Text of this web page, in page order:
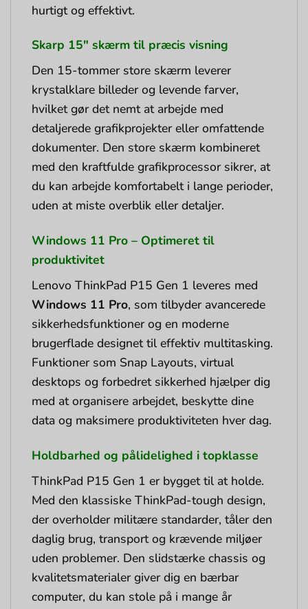
hurtigt og effektivt.
Skarp 15″ skærm til præcis visning
Den 15-tommer store skærm leverer
krystalklare billeder og levende farver,
hvilket gør det nemt at arbejde med
detaljerede grafikprojekter eller omfattende
dokumenter. Den store skærm kombineret
med den kraftfulde grafikprocessor sikrer, at
du kan arbejde komfortabelt i lange perioder,
uden at miste overblik eller detaljer.
Windows 11 Pro – Optimeret til
produktivitet
Lenovo ThinkPad P15 Gen 1 leveres med
Windows 11 Pro, som tilbyder avancerede
sikkerhedsfunktioner og en moderne
brugerflade designet til effektiv multitasking.
Funktioner som Snap Layouts, virtual
desktops og forbedret sikkerhed hjælper dig
med at organisere arbejdet, beskytte dine
data og maksimere produktiviteten hver dag.
Holdbarhed og pålidelighed i topklasse
ThinkPad P15 Gen 1 er bygget til at holde.
Med den klassiske ThinkPad-tough design,
der overholder militære standarder, tåler den
daglig brug, transport og krævende miljøer
uden problemer. Den slidstærke chassis og
kvalitetsmaterialer giver dig en bærbar
computer, du kan stole på i mange år